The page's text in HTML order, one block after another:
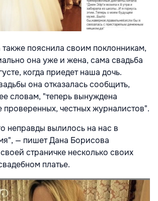
пояснила своим поклонникам,
она уже и жена, сама свадьба
когда приедет наша дочь.
она отказалась сообщить,
словам, "теперь вынуждена
проверенных, честных журналистов".
неправды вылилось на нас в
— пишет Дана Борисова
страничке несколько своих
платье.